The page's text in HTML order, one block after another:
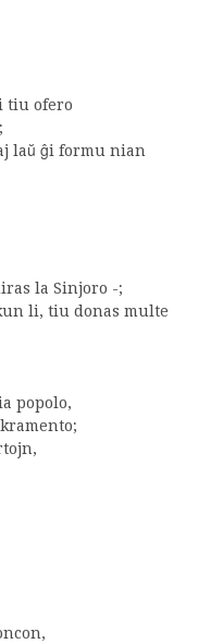
tiu ofero
laŭ ĝi formu nian
la Sinjoro -;
li, tiu donas multe
popolo,